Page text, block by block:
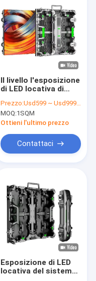
Il livello l'esposizione
di LED locativa di
rinfrescamento
3840Hz 14bit Gray
Scale
Prezzo:Usd599 ~ Usd999 / Sqm ( Price is negotiable )
MOQ:1SQM
Ottieni l'ultimo prezzo
Contattaci
Esposizione di LED
locativa del sistema